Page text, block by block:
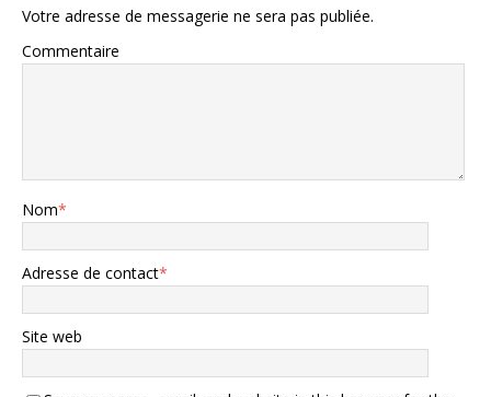
Votre adresse de messagerie ne sera pas publiée.
Commentaire
Nom*
Adresse de contact*
Site web